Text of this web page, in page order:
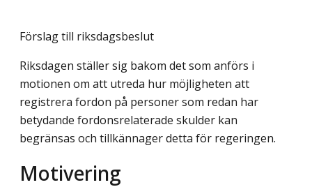
Förslag till riksdagsbeslut
Riksdagen ställer sig bakom det som anförs i
motionen om att utreda hur möjligheten att
registrera fordon på personer som redan har
betydande fordonsrelaterade skulder kan
begränsas och tillkännager detta för regeringen.
Motivering